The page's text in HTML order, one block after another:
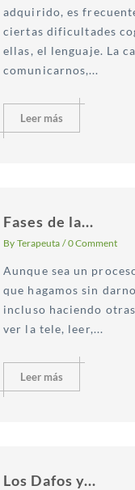
adquirido, es
ciertas dificultades
ellas, el lenguaje. La
comunicarnos,...
Leer más
Fases de la...
By Terapeuta / 0 Comment
Aunque sea un
que hagamos sin
incluso haciendo
ver la tele, leer,...
Leer más
Los Dafos y...